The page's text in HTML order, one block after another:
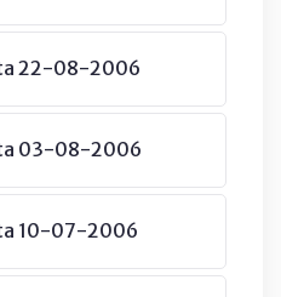
22-08-2006
03-08-2006
10-07-2006